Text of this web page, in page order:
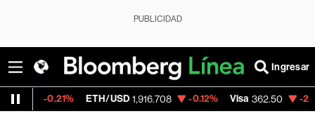
PUBLICIDAD
Ingresar
ETH/USD 1,916.708 -0.12% Visa 362.50 -2.15%